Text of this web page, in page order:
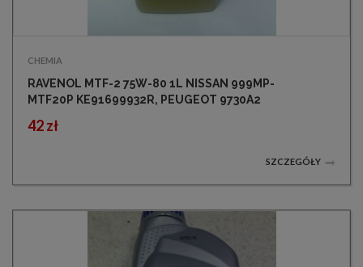
CHEMIA
RAVENOL MTF-2 75W-80 1L NISSAN 999MP-
MTF20P KE91699932R, PEUGEOT 9730A2
42 zł
SZCZEGÓŁY